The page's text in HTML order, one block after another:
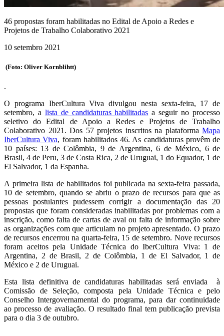
46 propostas foram habilitadas no Edital de Apoio a Redes e
Projetos de Trabalho Colaborativo 2021
10 setembro 2021
(Foto: Oliver Kornblihtt)
.
O programa IberCultura Viva divulgou nesta sexta-feira, 17 de
setembro, a lista de candidaturas habilitadas a seguir no processo
seletivo do Edital de Apoio a Redes e Projetos de Trabalho
Colaborativo 2021. Dos 57 projetos inscritos na plataforma Mapa
IberCultura Viva, foram habilitados 46. As candidaturas provêm de
10 países: 13 de Colômbia, 9 de Argentina, 6 de México, 6 de
Brasil, 4 de Peru, 3 de Costa Rica, 2 de Uruguai, 1 do Equador, 1 de
El Salvador, 1 da Espanha.
A primeira lista de habilitados foi publicada na sexta-feira passada,
10 de setembro, quando se abriu o prazo de recursos para que as
pessoas postulantes pudessem corrigir a documentação das 20
propostas que foram consideradas inabilitadas por problemas com a
inscrição, como falta de cartas de aval ou falta de informação sobre
as organizações com que articulam no projeto apresentado. O prazo
de recursos encerrou na quarta-feira, 15 de setembro. Nove recursos
foram aceitos pela Unidade Técnica do IberCultura Viva: 1 de
Argentina, 2 de Brasil, 2 de Colômbia, 1 de El Salvador, 1 de
México e 2 de Uruguai.
Esta lista definitiva de candidaturas habilitadas será enviada à
Comissão de Seleção, composta pela Unidade Técnica e pelo
Conselho Intergovernamental do programa, para dar continuidade
ao processo de avaliação. O resultado final tem publicação prevista
para o dia 3 de outubro.